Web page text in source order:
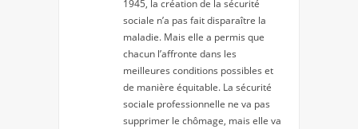
1945, la création de la sécurité
sociale n’a pas fait disparaître la
maladie. Mais elle a permis que
chacun l’affronte dans les
meilleures conditions possibles et
de manière équitable. La sécurité
sociale professionnelle ne va pas
supprimer le chômage, mais elle va